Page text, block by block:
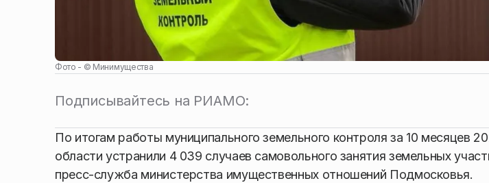
Фото - © Минимущества
Подписывайтесь на РИАМО:
По итогам работы муниципального земельного контроля за 10 месяцев
области устранили 4 039 случаев самовольного занятия земельных
пресс-служба министерства имущественных отношений Подмосковья.